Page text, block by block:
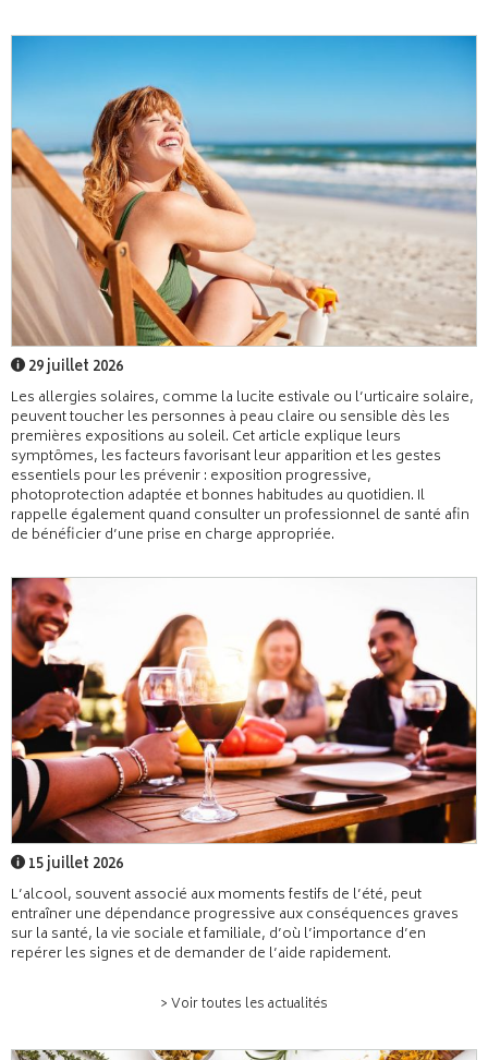
29 juillet 2026
Les allergies solaires, comme la lucite estivale ou l’urticaire solaire,
peuvent toucher les personnes à peau claire ou sensible dès les
premières expositions au soleil. Cet article explique leurs
symptômes, les facteurs favorisant leur apparition et les gestes
essentiels pour les prévenir : exposition progressive,
photoprotection adaptée et bonnes habitudes au quotidien. Il
rappelle également quand consulter un professionnel de santé afin
de bénéficier d’une prise en charge appropriée.
15 juillet 2026
L’alcool, souvent associé aux moments festifs de l’été, peut
entraîner une dépendance progressive aux conséquences graves
sur la santé, la vie sociale et familiale, d’où l’importance d’en
repérer les signes et de demander de l’aide rapidement.
> Voir toutes les actualités